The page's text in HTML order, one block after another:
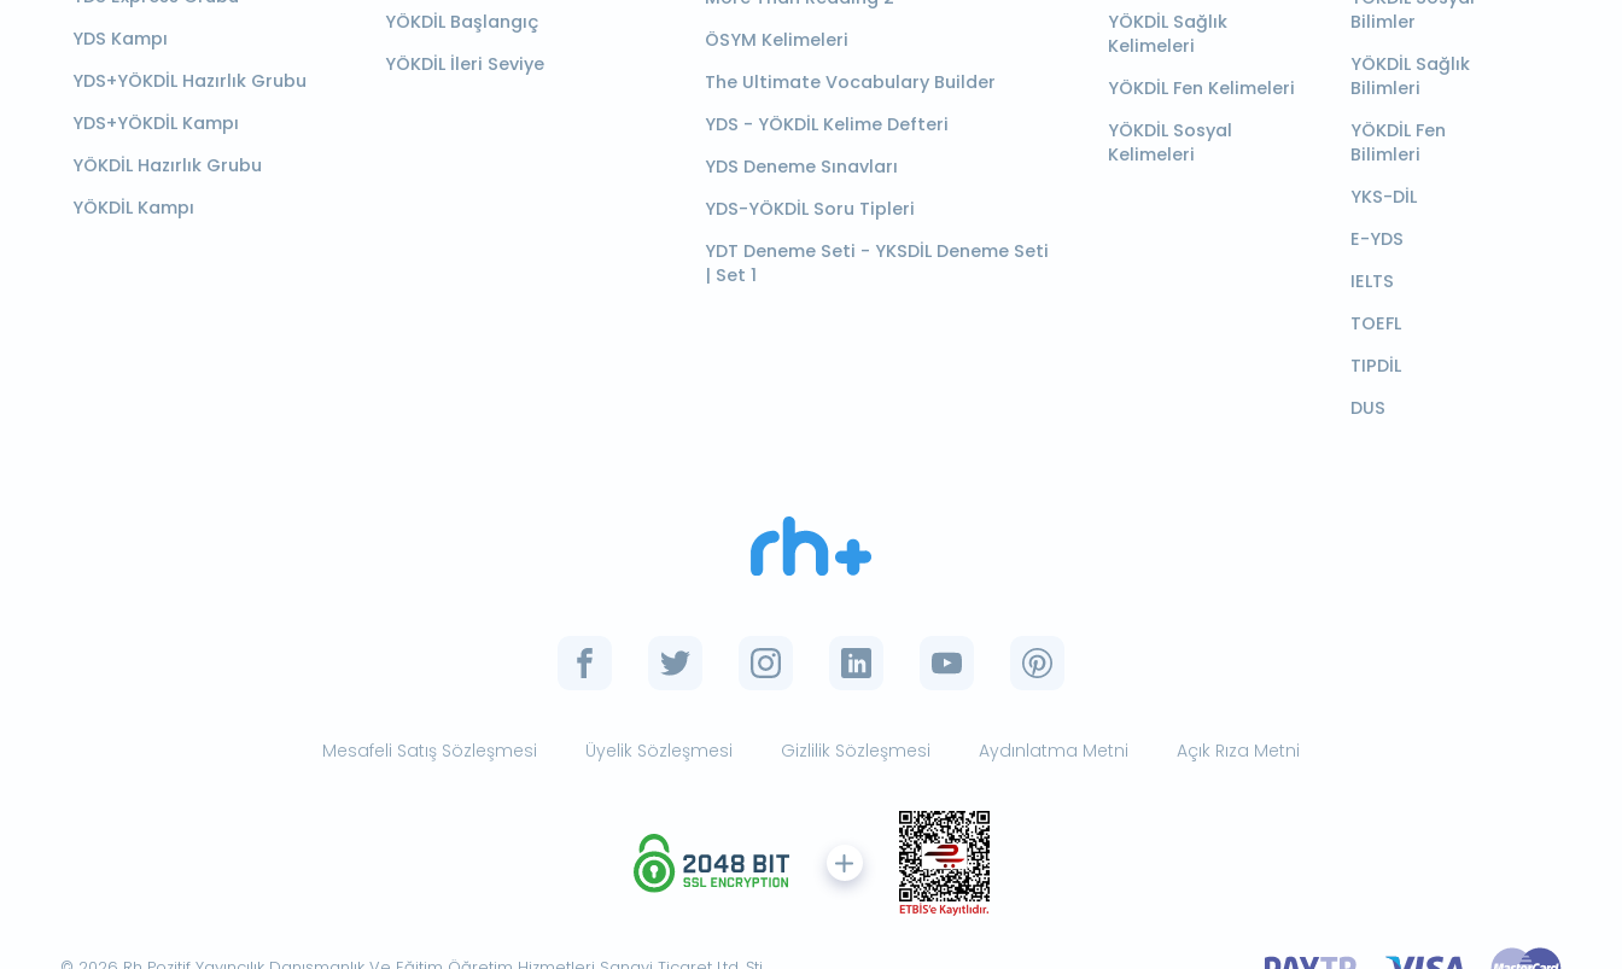
YDS Kampı
YDS+YÖKDİL Hazırlık Grubu
YDS+YÖKDİL Kampı
YÖKDİL Hazırlık Grubu
YÖKDİL Kampı
YÖKDİL Başlangıç
YÖKDİL İleri Seviye
ÖSYM Kelimeleri
The Ultimate Vocabulary Builder
YDS - YÖKDİL Kelime Defteri
YDS Deneme Sınavları
YDS-YÖKDİL Soru Tipleri
YDT Deneme Seti - YKSDİL Deneme Seti
| Set 1
YÖKDİL Sağlık
Kelimeleri
YÖKDİL Fen Kelimeleri
YÖKDİL Sosyal
Kelimeleri
Bilimler
YÖKDİL Sağlık
Bilimleri
YÖKDİL Fen
Bilimleri
YKS-DİL
E-YDS
IELTS
TOEFL
TIPDİL
DUS
Mesafeli Satış Sözleşmesi Üyelik Sözleşmesi Gizlilik Sözleşmesi Aydınlatma Metni Açık Rıza Metni